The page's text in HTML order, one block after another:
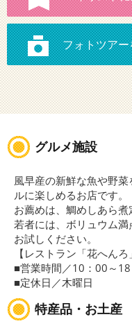
グルメ施設
風早産の新鮮な魚や野
ルに楽しめるお店です。
お薦めは、鯛めしあら煮
若者には、ボリュウム
お試しください。
【レストラン「花へんろ
■営業時間／10：00～
■定休日／木曜日
特産品・お土産